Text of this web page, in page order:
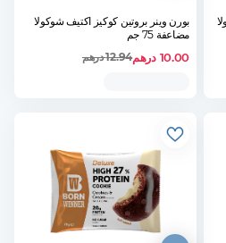
بورن وينر بروتين كوكيز اكتيف شوكولا
مضاعفة 75 جم
10.00 درهم12.94درهم